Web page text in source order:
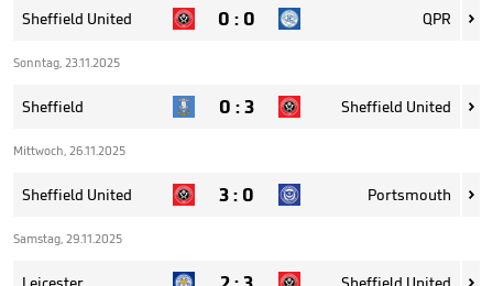
Sheffield United 0 : 0 QPR 
Sonntag, 23.11.2025
Sheffield 0 :3 Sheffield United 
Mittwoch, 26.11.2025
Sheffield United 3: 0 Portsmouth 
Samstag, 29.11.2025
